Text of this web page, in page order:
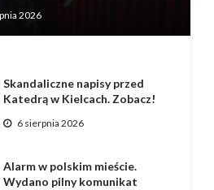
2026
Skandaliczne napisy przed
Katedrą w Kielcach. Zobacz!
6 sierpnia 2026
Alarm w polskim mieście.
Wydano pilny komunikat